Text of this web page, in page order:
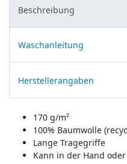
Beschreibung
Waschanleitung
Herstellerangaben
170 g/m²
100% Baumwolle
Lange Tragegriffe
Kann in der Hand